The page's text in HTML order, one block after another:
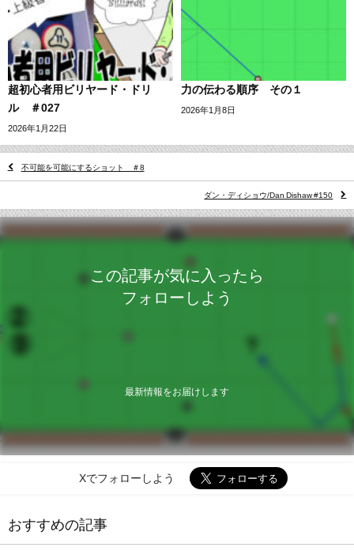
超初心者用ビリヤード・ドリ
ル ＃027
2026年1月22日
力の伝わる順序 その１
2026年1月8日
不可能を可能にするショット ＃8
ダン・ディショウ/Dan Dishaw #150
この記事が気に入ったら
フォローしよう
最新情報をお届けします
Xでフォローしよう
おすすめの記事